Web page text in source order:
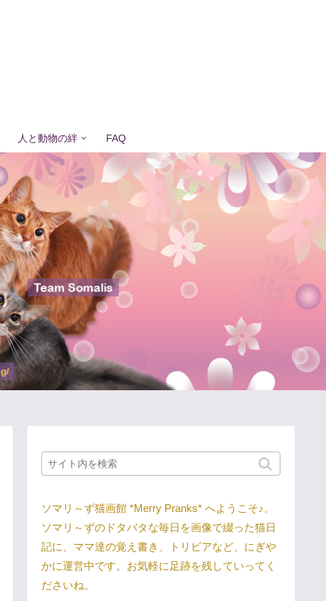
人と動物の絆 FAQ
ソマリ～ず猫画館 *Merry Pranks* へようこそ♪。
ソマリ～ずのドタバタな毎日を画像で綴った猫日
記に、ママ達の覚え書き、トリビアなど、にぎや
かに運営中です。お気軽に足跡を残していってく
ださいね。